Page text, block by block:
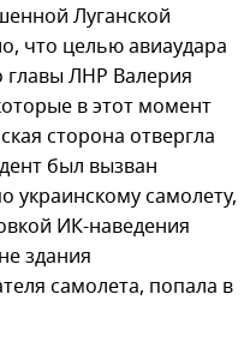
Луганской
что целью авиаудара
главы ЛНР Валерия
в этот момент
сторона отвергла
был вызван
украинскому самолету,
ИК-наведения
здания
самолета, попала в